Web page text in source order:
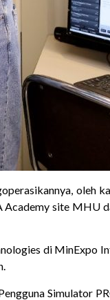
oleh
Academy site MHU
di MinExpo
Simulator